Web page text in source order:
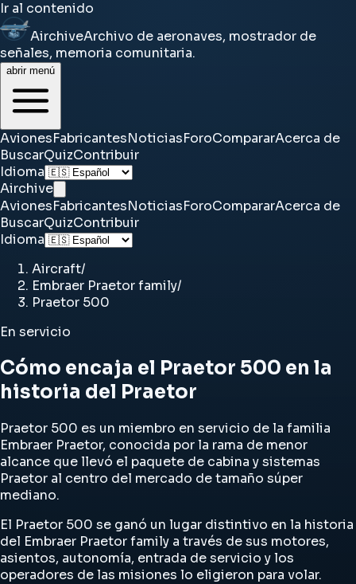
Ir al contenido
AirchiveArchivo de aeronaves, mostrador de
señales, memoria comunitaria.
abrir menú
AvionesFabricantesNoticiasForoCompararAcerca de
BuscarQuizContribuir
Idioma
Airchive
AvionesFabricantesNoticiasForoCompararAcerca de
BuscarQuizContribuir
Idioma
Aircraft/
Embraer Praetor family/
Praetor 500
En servicio
Cómo encaja el Praetor 500 en la
historia del Praetor
Praetor 500 es un miembro en servicio de la familia
Embraer Praetor, conocida por la rama de menor
alcance que llevó el paquete de cabina y sistemas
Praetor al centro del mercado de tamaño súper
mediano.
El Praetor 500 se ganó un lugar distintivo en la historia
del Embraer Praetor family a través de sus motores,
asientos, autonomía, entrada de servicio y los
operadores de las misiones lo eligieron para volar.